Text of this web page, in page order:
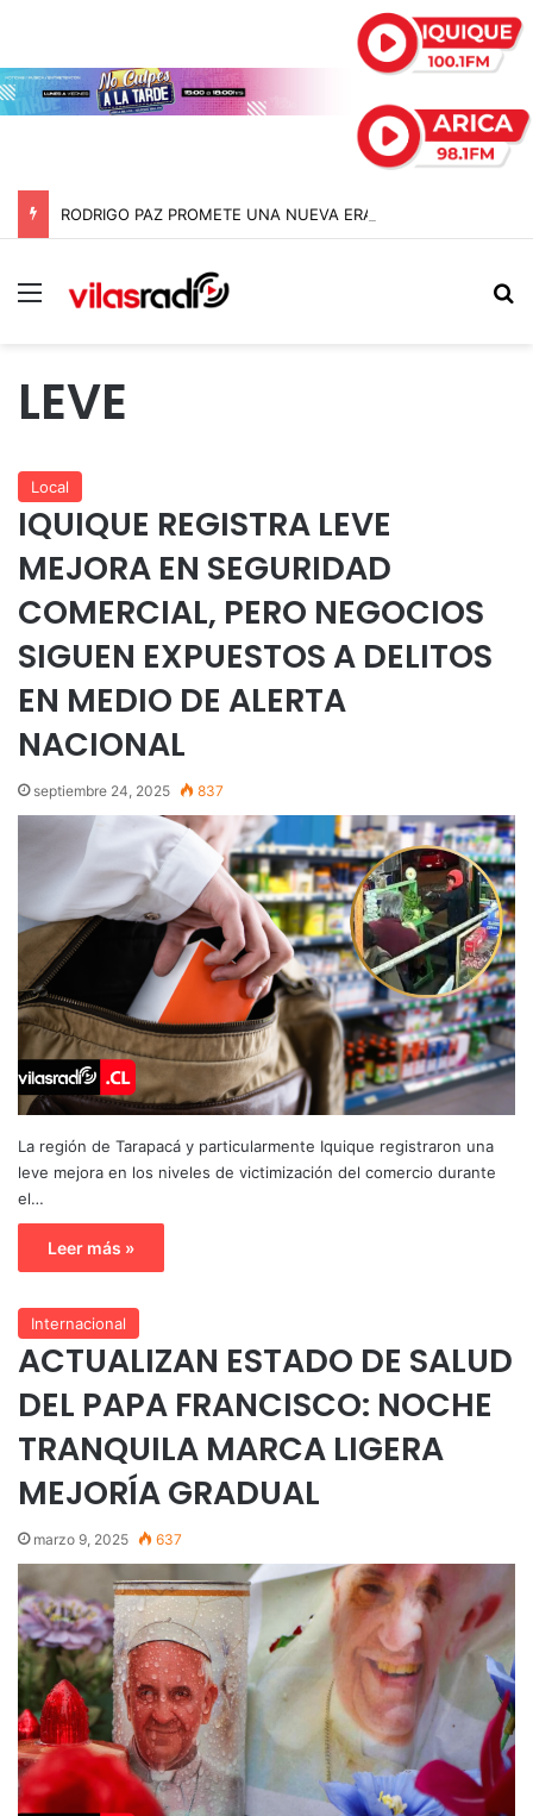
Menú
LEVE
Local
IQUIQUE REGISTRA LEVE
MEJORA EN SEGURIDAD
COMERCIAL, PERO NEGOCIOS
SIGUEN EXPUESTOS A DELITOS
EN MEDIO DE ALERTA
NACIONAL
septiembre 24, 2025 837
La región de Tarapacá y particularmente Iquique registraron una
leve mejora en los niveles de victimización del comercio durante
el…
Leer más »
Internacional
ACTUALIZAN ESTADO DE SALUD
DEL PAPA FRANCISCO: NOCHE
TRANQUILA MARCA LIGERA
MEJORÍA GRADUAL
marzo 9, 2025 637